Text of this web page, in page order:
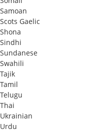
Samoan
Scots Gaelic
Shona
Sindhi
Sundanese
Swahili
Tajik
Tamil
Telugu
Thai
Ukrainian
Urdu